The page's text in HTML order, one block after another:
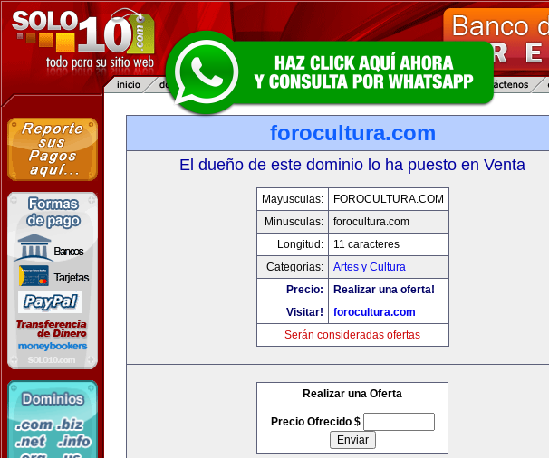
forocultura.com
El dueño de este dominio lo ha puesto en Venta
Mayusculas:
FOROCULTURA.COM
Minusculas:
forocultura.com
Longitud:
11 caracteres
Categorias:
Artes y Cultura
Precio:
Realizar una oferta!
Visitar!
forocultura.com
Serán consideradas ofertas
Realizar una Oferta
Precio Ofrecido $